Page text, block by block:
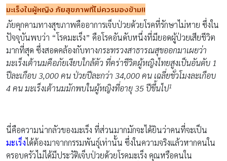
มะเร็งในผู้หญิง ภัยสุขภาพที่ไม่ควรมองข้าม!!
ภัยคุกคามทางสุขภาพคืออาการเจ็บป่วยด้วยโรคที่รักษาไม่หาย ซึ่งใน
ปัจจุบันพบว่า “โรคมะเร็ง” คือโรคอันดับหนึ่งที่มียอดผู้ป่วยเสียชีวิต
มากที่สุด ซึ่งสอดคล้องกับทางกระทรวงสาธารณสุขออกมาเผยว่า
มะเร็งเต้านมคือภัยเงียบใกล้ตัว ที่คร่าชีวิตผู้หญิงไทยสูงเป็นอันดับ 1
ปีละเกือบ 3,000 คน ป่วยปีละกว่า 34,000 คน เฉลี่ยชั่วโมงละเกือบ
4 คน มะเร็งเต้านมมักพบในผู้หญิงที่อายุ 35 ปีขึ้นไป1
นี่คือความน่ากลัวของมะเร็ง ที่ส่วนมากมักจะได้ยินว่าคนที่จะเป็น
มะเร็งได้ต้องมาจากกรรมพันธุ์เท่านั้น ซึ่งในความจริงแล้วหากคนใน
ครอบครัวไม่ได้มีประวัติเจ็บป่วยด้วยโรคมะเร็ง คุณหรือคนใน